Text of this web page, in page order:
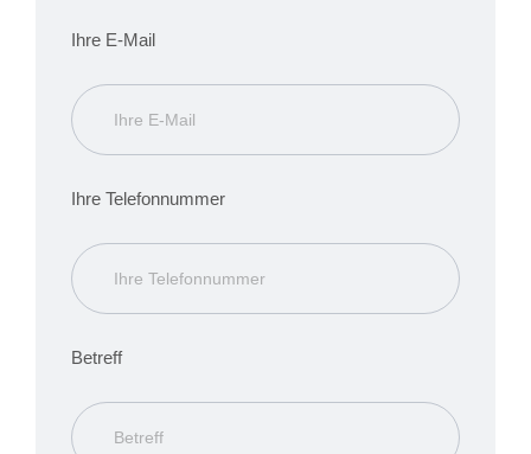
Ihre E-Mail
Ihre Telefonnummer
Betreff